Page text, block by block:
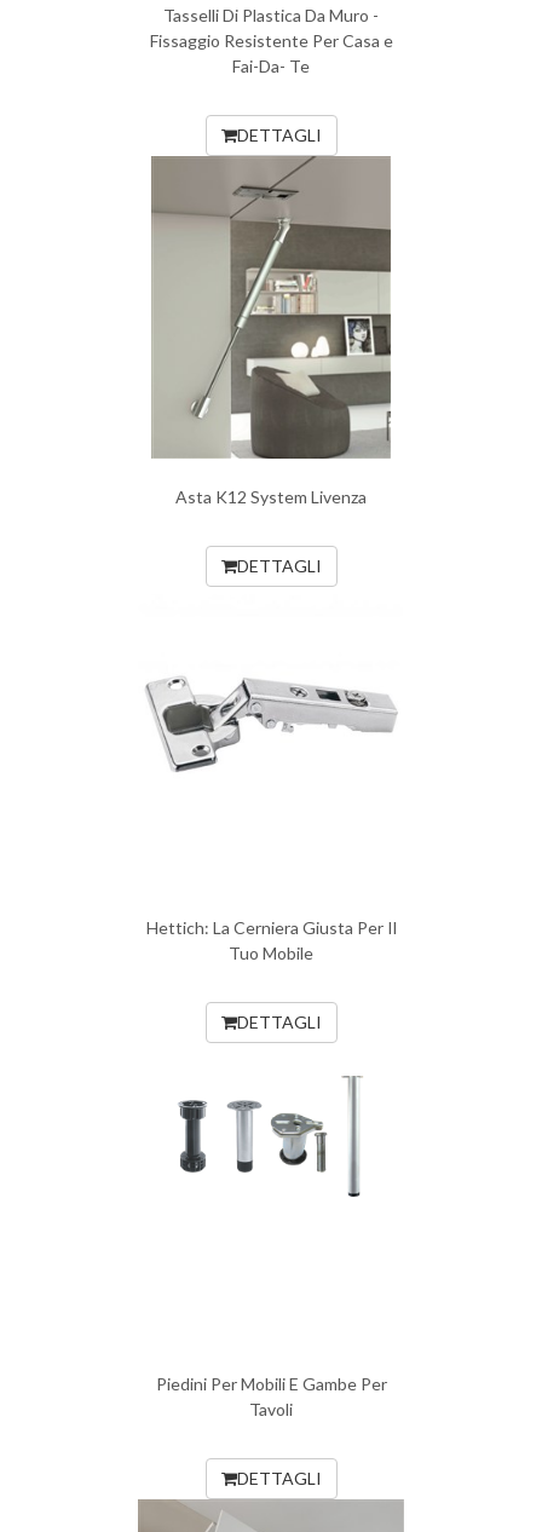
Tasselli Di Plastica Da Muro -
Fissaggio Resistente Per Casa e
Fai-Da- Te
DETTAGLI
Asta K12 System Livenza
DETTAGLI
Hettich: La Cerniera Giusta Per Il
Tuo Mobile
DETTAGLI
Piedini Per Mobili E Gambe Per
Tavoli
DETTAGLI